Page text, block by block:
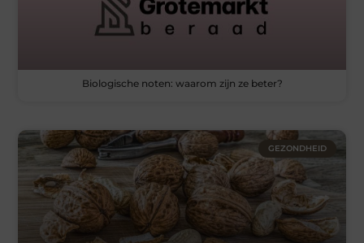
Biologische noten: waarom zijn ze beter?
GEZONDHEID